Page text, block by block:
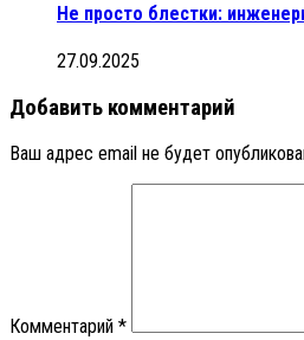
Не просто блестки:
27.09.2025
Добавить комментарий
Ваш адрес email не будет
Комментарий *